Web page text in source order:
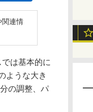
関連情
は基本的に
ような大き
の調整、パ